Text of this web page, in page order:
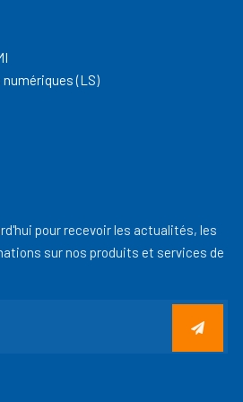
(LS)
pour recevoir les actualités, les
sur nos produits et services de